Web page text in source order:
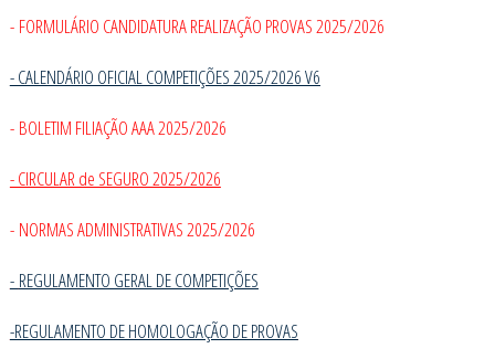
- FORMULÁRIO CANDIDATURA REALIZAÇÃO PROVAS 2025/2026
- CALENDÁRIO OFICIAL COMPETIÇÕES 2025/2026 V6
- BOLETIM FILIAÇÃO AAA 2025/2026
- CIRCULAR de SEGURO 2025/2026
- NORMAS ADMINISTRATIVAS 2025/2026
- REGULAMENTO GERAL DE COMPETIÇÕES
-REGULAMENTO DE HOMOLOGAÇÃO DE PROVAS